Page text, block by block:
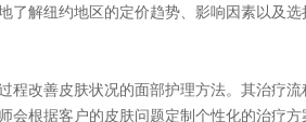
解纽约地区的定价趋势、影响因素以及选
改善皮肤状况的面部护理方法。其治疗
根据客户的皮肤问题定制个性化的治疗